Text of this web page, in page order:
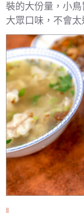
裝的大份量，小
大眾口味，不會太